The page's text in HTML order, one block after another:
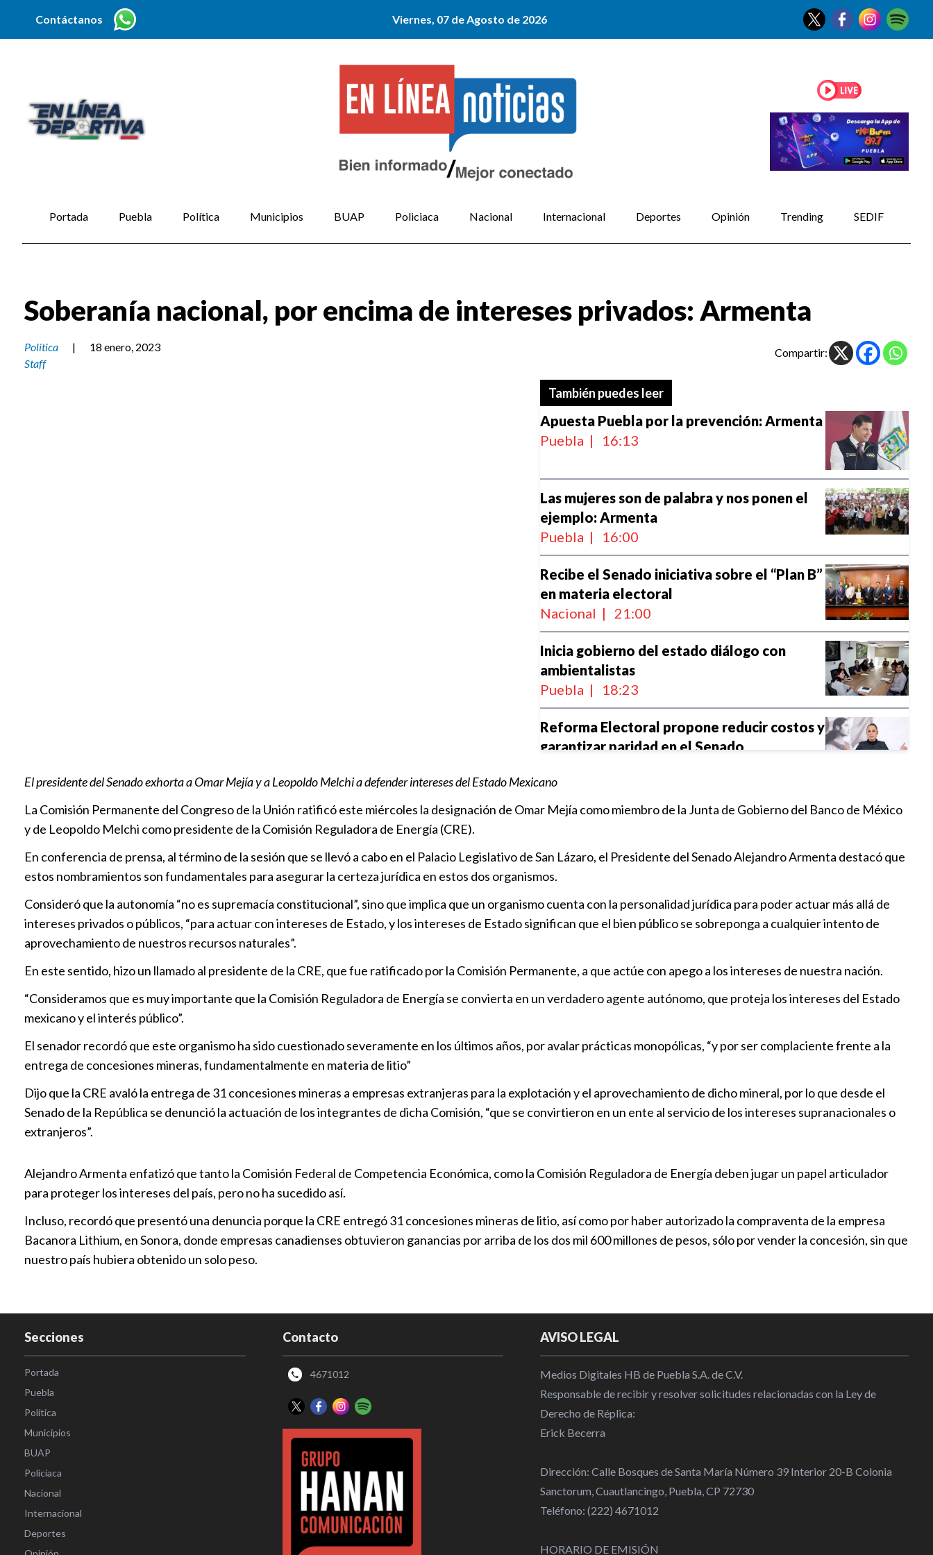
Contáctanos Viernes, 07 de Agosto de 2026
Portada Puebla Política Municipios BUAP Policiaca Nacional Internacional Deportes Opinión Trending SEDIF
Soberanía nacional, por encima de intereses privados: Armenta
Política |
18 enero, 2023
Staff
Compartir:
También puedes leer
Apuesta Puebla por la prevención: Armenta
Puebla | 16:13
Las mujeres son de palabra y nos ponen el
ejemplo: Armenta
Puebla | 16:00
Recibe el Senado iniciativa sobre el “Plan B”
en materia electoral
Nacional | 21:00
Inicia gobierno del estado diálogo con
ambientalistas
Puebla | 18:23
Reforma Electoral propone reducir costos y
garantizar paridad en el Senado
Armenta respalda regulación de la
Armenta refrenda trabajo coordinado con
fuerzas armadas
Puebla | 13:00
corrupción y garantiza tranquilidad a
familias
Senado respalda a Sheinbaum ante
Nacional | 16:30
Puebla
| 10:46
El presidente del Senado exhorta a Omar Mejía y a Leopoldo Melchi a defender intereses del Estado Mexicano
La Comisión Permanente del Congreso de la Unión ratificó este miércoles la designación de Omar Mejía como miembro de la Junta de Gobierno del Banco de México
y de Leopoldo Melchi como presidente de la Comisión Reguladora de Energía (CRE).
En conferencia de prensa, al término de la sesión que se llevó a cabo en el Palacio Legislativo de San Lázaro, el Presidente del Senado Alejandro Armenta destacó que
estos nombramientos son fundamentales para asegurar la certeza jurídica en estos dos organismos.
Consideró que la autonomía “no es supremacía constitucional”, sino que implica que un organismo cuenta con la personalidad jurídica para poder actuar más allá de
intereses privados o públicos, “para actuar con intereses de Estado, y los intereses de Estado significan que el bien público se sobreponga a cualquier intento de
aprovechamiento de nuestros recursos naturales”.
En este sentido, hizo un llamado al presidente de la CRE, que fue ratificado por la Comisión Permanente, a que actúe con apego a los intereses de nuestra nación.
“Consideramos que es muy importante que la Comisión Reguladora de Energía se convierta en un verdadero agente autónomo, que proteja los intereses del Estado
mexicano y el interés público”.
El senador recordó que este organismo ha sido cuestionado severamente en los últimos años, por avalar prácticas monopólicas, “y por ser complaciente frente a la
entrega de concesiones mineras, fundamentalmente en materia de litio”
Dijo que la CRE avaló la entrega de 31 concesiones mineras a empresas extranjeras para la explotación y el aprovechamiento de dicho mineral, por lo que desde el
Senado de la República se denunció la actuación de los integrantes de dicha Comisión, “que se convirtieron en un ente al servicio de los intereses supranacionales o
extranjeros”.
Alejandro Armenta enfatizó que tanto la Comisión Federal de Competencia Económica, como la Comisión Reguladora de Energía deben jugar un papel articulador
para proteger los intereses del país, pero no ha sucedido así.
Incluso, recordó que presentó una denuncia porque la CRE entregó 31 concesiones mineras de litio, así como por haber autorizado la compraventa de la empresa
Bacanora Lithium, en Sonora, donde empresas canadienses obtuvieron ganancias por arriba de los dos mil 600 millones de pesos, sólo por vender la concesión, sin que
nuestro país hubiera obtenido un solo peso.
Secciones
Portada
Puebla
Política
Municipios
BUAP
Policiaca
Nacional
Internacional
Deportes
Contacto
4671012
AVISO LEGAL
Medios Digitales HB de Puebla S.A. de C.V.
Responsable de recibir y resolver solicitudes relacionadas con la Ley de
Derecho de Réplica:
Erick Becerra
Dirección: Calle Bosques de Santa María Número 39 Interior 20-B Colonia
Sanctorum, Cuautlancingo, Puebla, CP 72730
Teléfono: (222) 4671012
HORARIO DE EMISIÓN